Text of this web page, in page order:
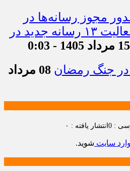
صدور مجوز رسانه‌ها در
خراسان شمالی / فعالیت ۱۳ رسانه جدید در
15 مرداد 1405 - 0:03
جنگ رمضان
08 مرداد
: 0 انتشار یافته : ۰
وارد سایت شوید.